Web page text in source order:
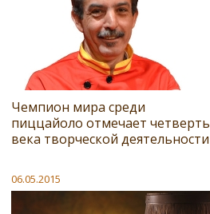
Чемпион мира среди
пиццайоло отмечает четверть
века творческой деятельности
06.05.2015